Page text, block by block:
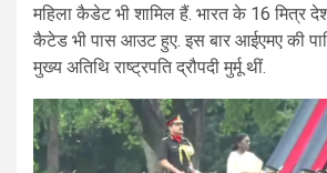
महिला कैडेट भी शामिल हैं. भारत के 16 मित्र
कैटेड भी पास आउट हुए. इस बार आईएमए की
मुख्य अतिथि राष्ट्रपति द्रौपदी मुर्मू थीं.